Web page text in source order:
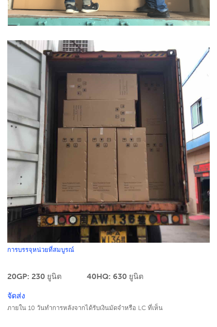
การบรรจุหน่วยที่สมบูรณ์
20GP: 230 ยูนิต 40HQ: 630 ยูนิต
จัดส่ง
ภายใน 10 วันทำการหลังจากได้รับเงินมัดจำหรือ LC ที่เห็น